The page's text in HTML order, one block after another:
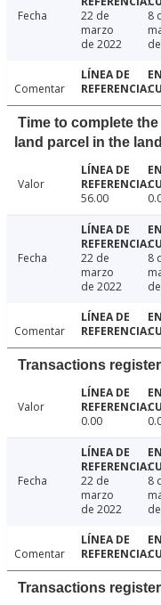
Fecha
22 de
marzo
de 2022
8
Comentar
Time to complete
land parcel in the
Valor
56.00
Fecha
22 de
marzo
de 2022
8
Comentar
Transactions
Valor
0.00
Fecha
22 de
marzo
de 2022
8
Comentar
Transactions